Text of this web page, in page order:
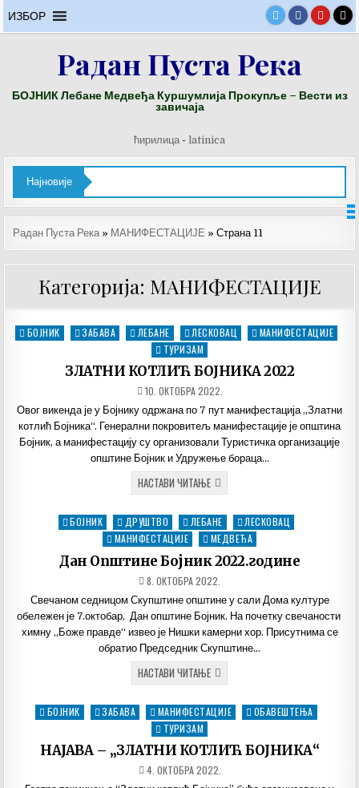
to
ИЗБОР
Радан Пуста Река
БОЈНИК Лебане Медвеђа Куршумлија Прокупље – Вести из
завичаја
ћирилица - latinica
Најновије
Радан Пуста Река» МАНИФЕСТАЦИЈЕ »Страна 11
Категорија: МАНИФЕСТАЦИЈЕ
Posted
БОЈНИК ЗАБАВА ЛЕБАНЕ ЛЕСКОВАЦ
МАНИФЕСТАЦИЈЕ
ТУРИЗАМ
ЗЛАТНИ КОТЛИЋ БОЈНИКА 2022
ДАТУМ
ОБЈАВЉИВАЊА:
10. ОКТОБРА 2022.
Овог викенда је у Бојнику одржана по 7 пут манифестација „Златни
котлић Бојника“. Генерални покровитељ манифестације је општина
Бојник, а манифестацију су организовали Туристичка организације
општине Бојник и Удружење бораца…
НАСТАВИ ЧИТАЊЕЗЛАТНИ
КОТЛИЋ
2022
Posted
БОЈНИК ДРУШТВО ЛЕБАНЕ
ЛЕСКОВАЦ
МАНИФЕСТАЦИЈЕ
МЕДВЕЂА
Дан Општине Бојник 2022.године
ДАТУМ
ОБЈАВЉИВАЊА:
8. ОКТОБРА 2022.
Свечаном седницом Скупштине општине у сали Дома културе
обележен је 7.октобар, Дан општине Бојник. На почетку свечаности
химну „Боже правде“ извео је Нишки камерни хор. Присутнима се
обратио Председник Скупштине…
НАСТАВИ ЧИТАЊЕДАН
ОПШТИНЕ
2022.ГОДИНЕ
Posted
БОЈНИК ЗАБАВА МАНИФЕСТАЦИЈЕ
ОБАВЕШТЕЊА
ТУРИЗАМ
НАЈАВА – „ЗЛАТНИ КОТЛИЋ БОЈНИКА“
ДАТУМ
ОБЈАВЉИВАЊА:
4. ОКТОБРА 2022.